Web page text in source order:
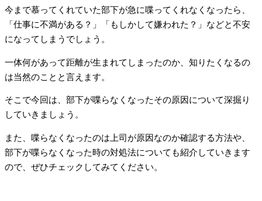
今まで慕ってくれていた部下が急に喋ってくれなくなったら、
「仕事に不満がある？」「もしかして嫌われた？」などと不安
になってしまうでしょう。
一体何があって距離が生まれてしまったのか、知りたくなるの
は当然のことと言えます。
そこで今回は、部下が喋らなくなったその原因について深掘り
していきましょう。
また、喋らなくなったのは上司が原因なのか確認する方法や、
部下が喋らなくなった時の対処法についても紹介していきます
ので、ぜひチェックしてみてください。